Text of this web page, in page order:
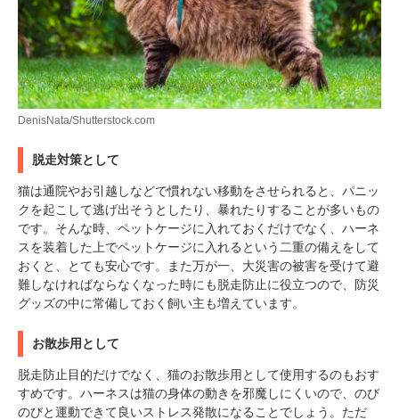
DenisNata/Shutterstock.com
脱走対策として
猫は通院やお引越しなどで慣れない移動をさせられると、パニッ
クを起こして逃げ出そうとしたり、暴れたりすることが多いもの
です。そんな時、ペットケージに入れておくだけでなく、ハーネ
スを装着した上でペットケージに入れるという二重の備えをして
おくと、とても安心です。また万が一、大災害の被害を受けて避
難しなければならなくなった時にも脱走防止に役立つので、防災
グッズの中に常備しておく飼い主も増えています。
お散歩用として
脱走防止目的だけでなく、猫のお散歩用として使用するのもおす
すめです。ハーネスは猫の身体の動きを邪魔しにくいので、のび
のびと運動できて良いストレス発散になることでしょう。ただ